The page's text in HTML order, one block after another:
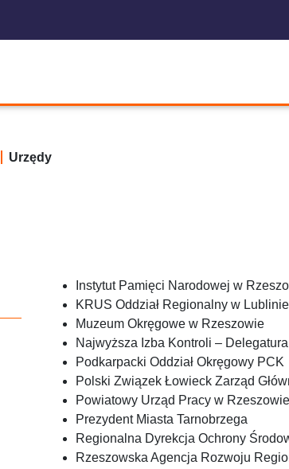
Urzędy
Instytut Pamięci Narodowej w
KRUS Oddział Regionalny w Lublinie
Muzeum Okręgowe w Rzeszowie
Najwyższa Izba Kontroli –
Podkarpacki Oddział Okręgowy PCK
Polski Związek Łowieck Zarząd
Powiatowy Urząd Pracy w Rzeszowie
Prezydent Miasta Tarnobrzega
Regionalna Dyrekcja Ochrony
Rzeszowska Agencja Rozwoju